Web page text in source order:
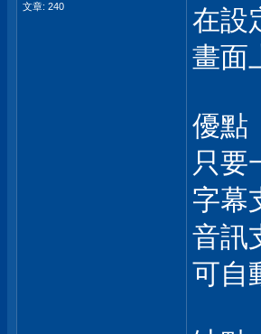
文章: 240
在設
畫面
優點
只要
字幕
音訊
可自